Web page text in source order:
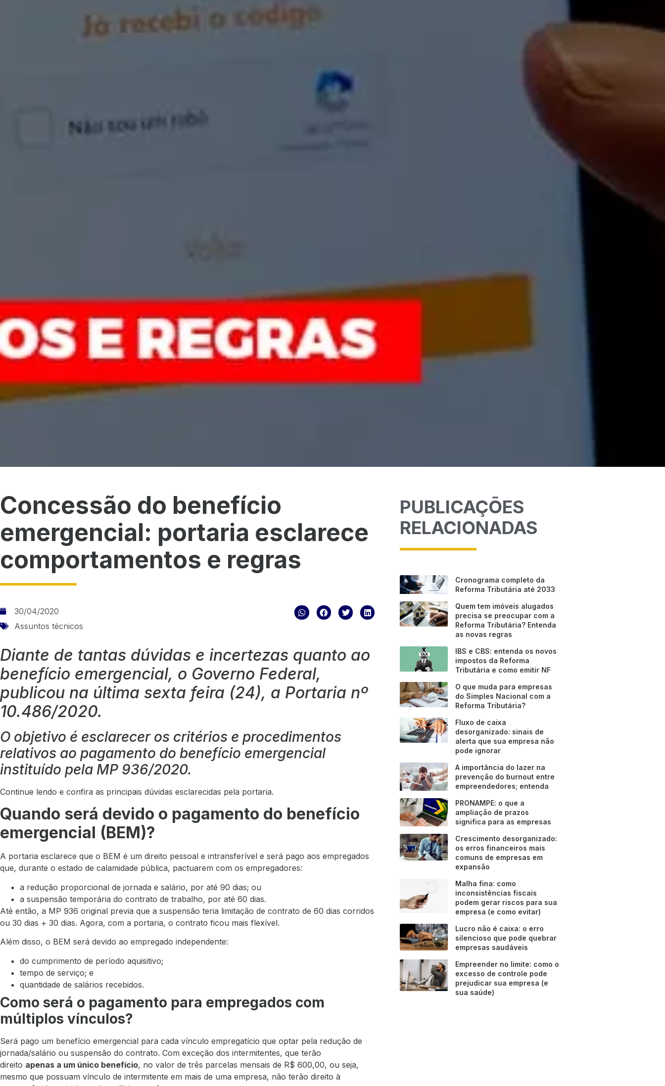
Concessão do benefício
emergencial: portaria esclarece
comportamentos e regras
30/04/2020
Assuntos técnicos
Diante de tantas dúvidas e incertezas quanto ao
benefício emergencial, o Governo Federal,
publicou na última sexta feira (24), a Portaria nº
10.486/2020.
O objetivo é esclarecer os critérios e procedimentos
relativos ao pagamento do benefício emergencial
instituído pela MP 936/2020.
Continue lendo e confira as principais dúvidas esclarecidas pela portaria.
Quando será devido o pagamento do benefício
emergencial (BEM)?
A portaria esclarece que o BEM é um direito pessoal e intransferível e será pago aos empregados
que, durante o estado de calamidade pública, pactuarem com os empregadores:
a redução proporcional de jornada e salário, por até 90 dias; ou
a suspensão temporária do contrato de trabalho, por até 60 dias.
Até então, a MP 936 original previa que a suspensão teria limitação de contrato de 60 dias corridos
ou 30 dias + 30 dias. Agora, com a portaria, o contrato ficou mais flexível.
Além disso, o BEM será devido ao empregado independente:
do cumprimento de período aquisitivo;
tempo de serviço; e
quantidade de salários recebidos.
Como será o pagamento para empregados com
múltiplos vínculos?
Será pago um benefício emergencial para cada vínculo empregatício que optar pela redução de
jornada/salário ou suspensão do contrato. Com exceção dos intermitentes, que terão
direito apenas a um único benefício, no valor de três parcelas mensais de R$ 600,00, ou seja,
mesmo que possuam vínculo de intermitente em mais de uma empresa, não terão direito à
PUBLICAÇÕES
RELACIONADAS
Cronograma completo da
Reforma Tributária até 2033
Quem tem imóveis alugados
precisa se preocupar com a
Reforma Tributária? Entenda
as novas regras
IBS e CBS: entenda os novos
impostos da Reforma
Tributária e como emitir NF
O que muda para empresas
do Simples Nacional com a
Reforma Tributária?
Fluxo de caixa
desorganizado: sinais de
alerta que sua empresa não
pode ignorar
A importância do lazer na
prevenção do burnout entre
empreendedores; entenda
PRONAMPE: o que a
ampliação de prazos
significa para as empresas
Crescimento desorganizado:
os erros financeiros mais
comuns de empresas em
expansão
Malha fina: como
inconsistências fiscais
podem gerar riscos para sua
empresa (e como evitar)
Lucro não é caixa: o erro
silencioso que pode quebrar
empresas saudáveis
Empreender no limite: como o
excesso de controle pode
prejudicar sua empresa (e
sua saúde)